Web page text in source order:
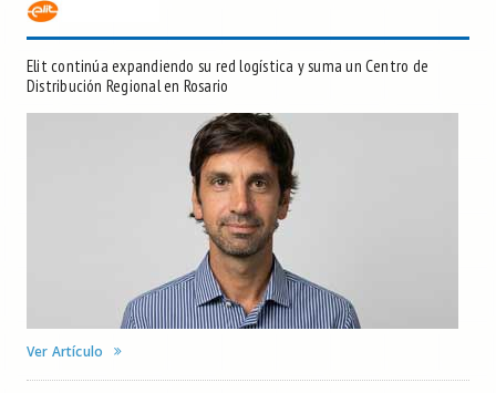
Elit continúa expandiendo su red logística y suma un Centro de
Distribución Regional en Rosario
Ver Artículo